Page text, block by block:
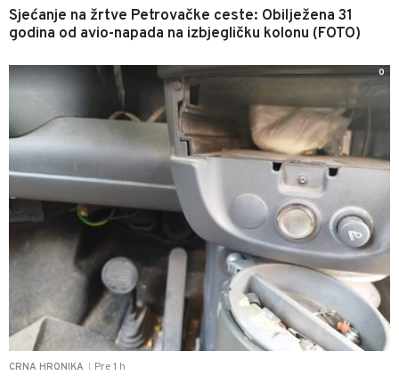
Sjećanje na žrtve Petrovačke ceste: Obilježena 31
godina od avio-napada na izbjegličku kolonu (FOTO)
CRNA HRONIKA Pre 1 h
0